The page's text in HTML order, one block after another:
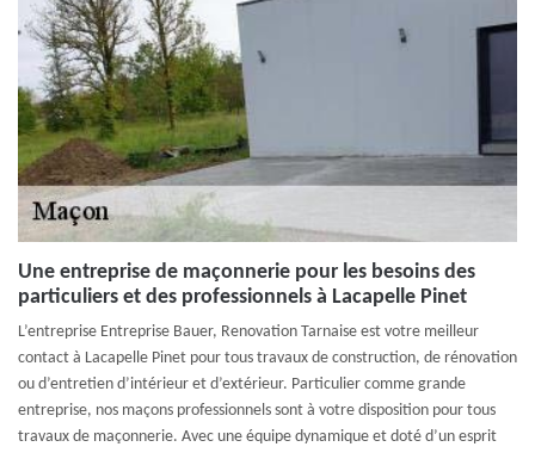
Une entreprise de maçonnerie pour les besoins des
particuliers et des professionnels à Lacapelle Pinet
L’entreprise Entreprise Bauer, Renovation Tarnaise est votre meilleur
contact à Lacapelle Pinet pour tous travaux de construction, de rénovation
ou d’entretien d’intérieur et d’extérieur. Particulier comme grande
entreprise, nos maçons professionnels sont à votre disposition pour tous
travaux de maçonnerie. Avec une équipe dynamique et doté d’un esprit